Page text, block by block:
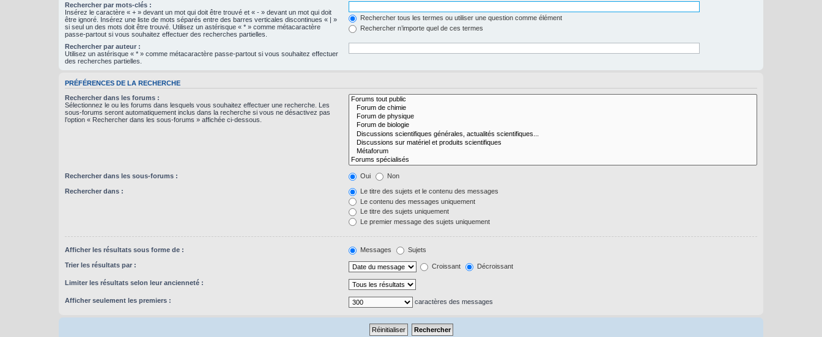
Rechercher par mots-clés :
Insérez le caractère « + » devant un mot qui doit être trouvé et « - » devant un mot qui doit
être ignoré. Insérez une liste de mots séparés entre des barres verticales discontinues « | »
si seul un des mots doit être trouvé. Utilisez un astérisque « * » comme métacaractère
passe-partout si vous souhaitez effectuer des recherches partielles.
Rechercher tous les termes ou utiliser une question comme élément
Rechercher n’importe quel de ces termes
Rechercher par auteur :
Utilisez un astérisque « * » comme métacaractère passe-partout si vous souhaitez effectuer
des recherches partielles.
PRÉFÉRENCES DE LA RECHERCHE
Rechercher dans les forums :
Sélectionnez le ou les forums dans lesquels vous souhaitez effectuer une recherche. Les
sous-forums seront automatiquement inclus dans la recherche si vous ne désactivez pas
l’option « Rechercher dans les sous-forums » affichée ci-dessous.
Rechercher dans les sous-forums : Oui Non
Rechercher dans :
Le titre des sujets et le contenu des messages
Le contenu des messages uniquement
Le titre des sujets uniquement
Le premier message des sujets uniquement
Afficher les résultats sous forme de : Messages Sujets
Trier les résultats par : Croissant Décroissant
Limiter les résultats selon leur ancienneté :
Afficher seulement les premiers : caractères des messages